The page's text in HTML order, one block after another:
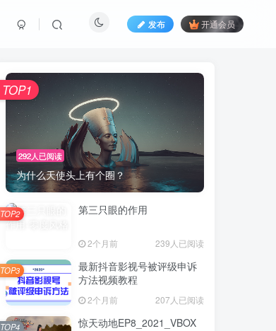
发布 开通会员
292人已阅读
为什么天使头上有个圈？
TOP1
第三只眼的作用
2个月前 239人已阅读
TOP2
最新抖音影视号被评级申诉
方法视频教程
2个月前 207人已阅读
TOP3
惊天动地EP8_2021_VBOX
TOP4